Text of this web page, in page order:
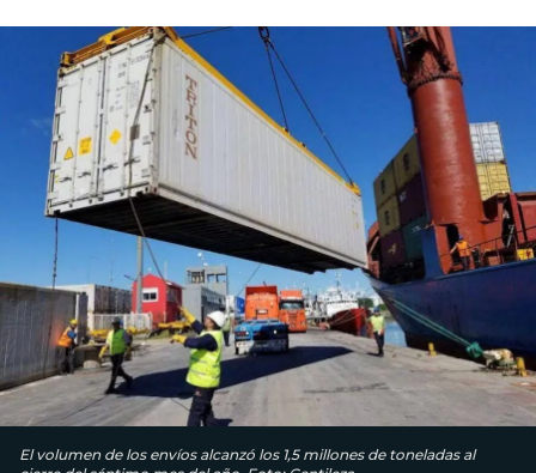
El volumen de los envíos alcanzó los 1,5 millones de toneladas al